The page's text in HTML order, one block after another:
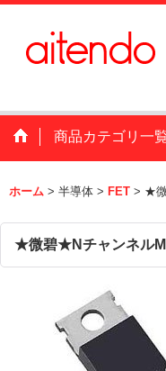
商品カテゴリ一
ホーム > 半導体 > FET > ★
★微碧★Nチャンネル